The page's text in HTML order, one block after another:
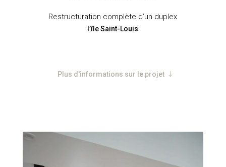
Restructuration complète d’un duplex
l’île Saint-Louis
Plus d'informations sur le projet